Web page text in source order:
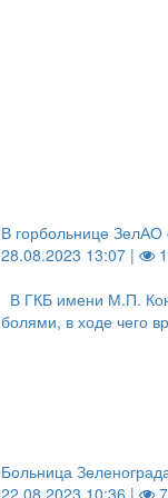
В горбольнице ЗелАО
28.08.2023 13:07 |
В ГКБ имени М.П.
болями, в ходе чего
Больница